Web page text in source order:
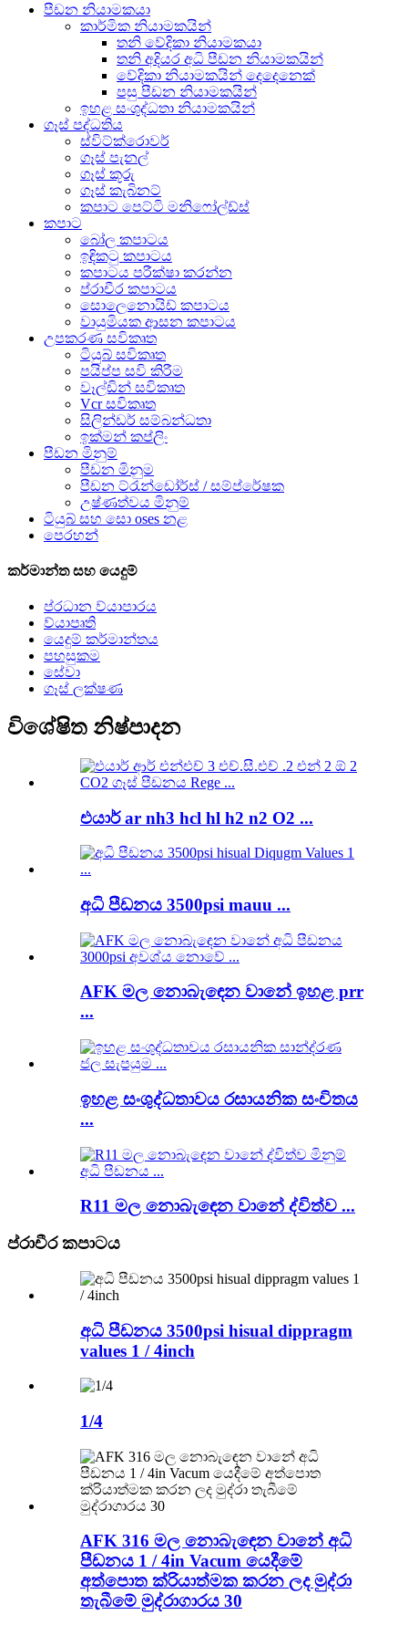
පීඩන නියාමකයා
කාර්මික නියාමකයින්
තනි වේදිකා නියාමකයා
තනි අදියර අධි පීඩන නියාමකයින්
වේදිකා නියාමකයින් දෙදෙනෙක්
පසු පීඩන නියාමකයින්
ඉහළ සංශුද්ධතා නියාමකයින්
ගෑස් පද්ධතිය
ස්විට්ක්රොවර්
ගෑස් පැනල්
ගෑස් කූරු
ගෑස් කැබිනට්
කපාට පෙට්ටි මනිෆෝල්ඩ්ස්
කපාට
බෝල කපාටය
ඉඳිකටු කපාටය
කපාටය පරීක්ෂා කරන්න
ප්රාචීර කපාටය
සොලෙනොයිඩ් කපාටය
වායුමියක ආසන කපාටය
උපකරණ සවිකෘත
ටියුබ් සවිකෘත
පයිප්ප සවි කිරීම
වෑල්ඩින් සවිකෘත
Vcr සවිකෘත
සිලින්ඩර් සම්බන්ධතා
ඉක්මන් කප්ලිං
පීඩන මිනුම්
පීඩන මිනුම
පීඩන ට්රැන්ඩෝර්ස් / සම්ප්රේෂක
උෂ්ණත්වය මිනුම්
ටියුබ් සහ සො oses නළ
පෙරහන්
කර්මාන්ත සහ යෙදුම්
ප්රධාන ව්යාපාරය
ව්යාපෘති
යෙදුම් කර්මාන්තය
පහසුකම
සේවා
ගෑස් ලක්ෂණ
විශේෂිත නිෂ්පාදන
එයාර් ar nh3 hcl hl h2 n2 O2 ...
අධි පීඩනය 3500psi mauu ...
AFK මල නොබැඳෙන වානේ ඉහළ prr
...
ඉහළ සංශුද්ධතාවය රසායනික සංචිතය
...
R11 මල නොබැඳෙන වානේ ද්විත්ව ...
ප්රාචීර කපාටය
අධි පීඩනය 3500psi hisual dippragm
values ​​1 / 4inch
1/4
AFK 316 මල නොබැඳෙන වානේ අධි
පීඩනය 1 / 4in Vacum යෙදීමේ
අත්පොත ක්රියාත්මක කරන ලද මුද්රා
තැබීමේ මුද්රාගාරය 30